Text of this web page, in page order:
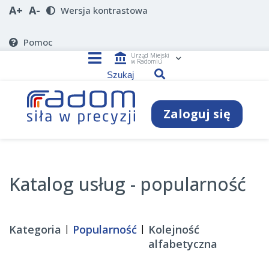
A+ A- Wersja kontrastowa
Pomoc
account_balance Urząd Miejski
w Radomiu
Zaloguj się
Katalog usług - popularność
Kategoria Popularność
Kolejność
alfabetyczna